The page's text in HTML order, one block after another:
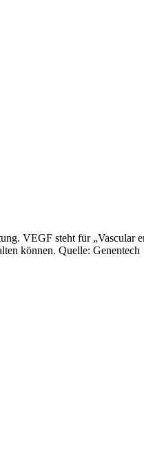
VEGF steht für „Vascular
können. Quelle: Genentech